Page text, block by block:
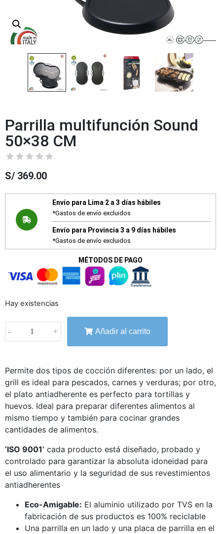
Parrilla multifunción Sound
50×38 CM
S/ 369.00
Envío para Lima 2 a 3 días hábiles
*Gastos de envío excluidos
Envío para Provincia 3 a 9 días hábiles
*Gastos de envío excluidos
MÉTODOS DE PAGO
Hay existencias
- + Añadir al carrito
Permite dos tipos de cocción diferentes: por un lado, el
grill es ideal para pescados, carnes y verduras; por otro,
el plato antiadherente es perfecto para tortillas y
huevos. Ideal para preparar diferentes alimentos al
mismo tiempo y también para cocinar grandes
cantidades de alimentos.
‘ISO 9001’ cada producto está diseñado, probado y
controlado para garantizar la absoluta idoneidad para
el uso alimentario y la seguridad de sus revestimientos
antiadherentes
Eco-Amigable: El aluminio utilizado por TVS en la
fabricación de sus productos es 100% reciclable
Una parrilla en un lado y una placa de parrilla en el